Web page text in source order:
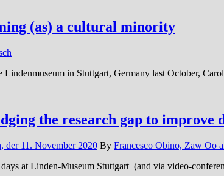
(as) a cultural minority
in Stuttgart, Germany last October,
the research gap to improve
der 11. November 2020 By Francesco Obino, Zaw Oo
at Linden-Museum Stuttgart (and via video-